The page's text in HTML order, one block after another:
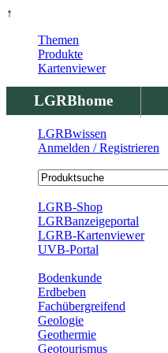
↑
LGRBhome
Themen
Produkte
Kartenviewer
LGRBwissen
Anmelden / Registrieren
LGRB-Shop
LGRBanzeigeportal
LGRB-Kartenviewer
UVB-Portal
Bodenkunde
Erdbeben
Fachübergreifend
Geologie
Geothermie
Geotourismus